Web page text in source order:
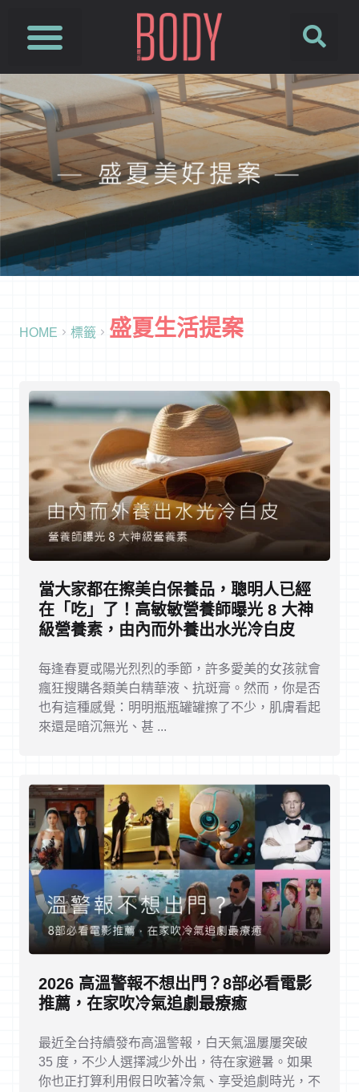
HOME 標籤 盛夏生活提案
當大家都在擦美白保養品，聰明人已經
在「吃」了！高敏敏營養師曝光 8 大神
級營養素，由內而外養出水光冷白皮
每逢春夏或陽光烈烈的季節，許多愛美的女孩就會
瘋狂搜購各類美白精華液、抗斑膏。然而，你是否
也有這種感覺：明明瓶瓶罐罐擦了不少，肌膚看起
來還是暗沉無光、甚 ...
2026 高溫警報不想出門？8部必看電影
推薦，在家吹冷氣追劇最療癒
最近全台持續發布高溫警報，白天氣溫屢屢突破
35 度，不少人選擇減少外出，待在家避暑。如果
你也正打算利用假日吹著冷氣、享受追劇時光，不